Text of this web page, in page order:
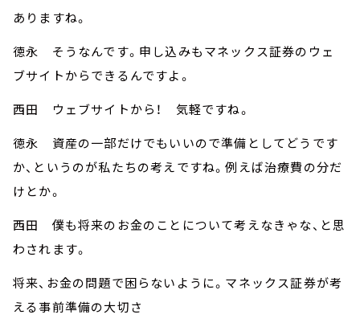
ありますね。
徳永 そうなんです。申し込みもマネックス証券のウェ
ブサイトからできるんですよ。
西田 ウェブサイトから！ 気軽ですね。
徳永 資産の一部だけでもいいので準備としてどうです
か、というのが私たちの考えですね。例えば治療費の分だ
けとか。
西田 僕も将来のお金のことについて考えなきゃな、と思
わされます。
将来、お金の問題で困らないように。マネックス証券が考
える事前準備の大切さ